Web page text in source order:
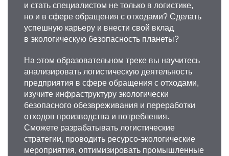
Александр Юрьевич
Чурюмов
К.т.н., доцент, с.н.с., доцент кафедры
металловедения цветных металлов
и стать специалистом не только в логистике,
но и в сфере обращения с отходами? Сделать
успешную карьеру и внести свой вклад
в экологическую безопасность планеты?
На этом образовательном треке вы научитесь
анализировать логистическую деятельность
предприятия в сфере обращения с отходами,
изучите инфраструктуру экологически
безопасного обезвреживания и переработки
отходов производства и потребления.
Сможете разрабатывать логистические
стратегии, проводить ресурсо-экологические
мероприятия, оптимизировать промышленные